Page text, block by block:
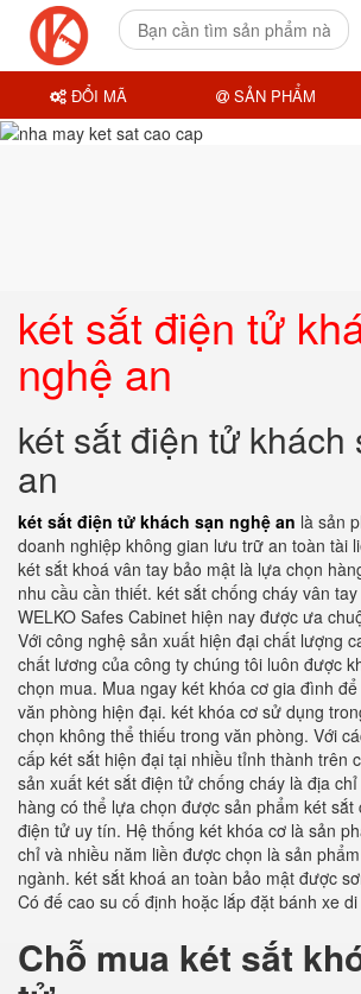
két sắt điện tử
nghệ an
két sắt điện tử khách
an
két sắt điện tử khách sạn nghệ an là sản
doanh nghiệp không gian lưu trữ an toàn tài
két sắt khoá vân tay bảo mật là lựa chọn
nhu cầu cần thiết. két sắt chống cháy vân
WELKO Safes Cabinet hiện nay được ưa
Với công nghệ sản xuất hiện đại chất lượng
chất lương của công ty chúng tôi luôn được
chọn mua. Mua ngay két khóa cơ gia đình
văn phòng hiện đại. két khóa cơ sử dụng
chọn không thể thiếu trong văn phòng. Với
cấp két sắt hiện đại tại nhiều tỉnh thành trên
sản xuất két sắt điện tử chống cháy là địa
hàng có thể lựa chọn được sản phẩm két sắt
điện tử uy tín. Hệ thống két khóa cơ là sản
chỉ và nhiều năm liền được chọn là sản
ngành. két sắt khoá an toàn bảo mật được
Có đế cao su cố định hoặc lắp đặt bánh xe
Chỗ mua két sắt
ĐỔI MÃ SẢN PHẨM